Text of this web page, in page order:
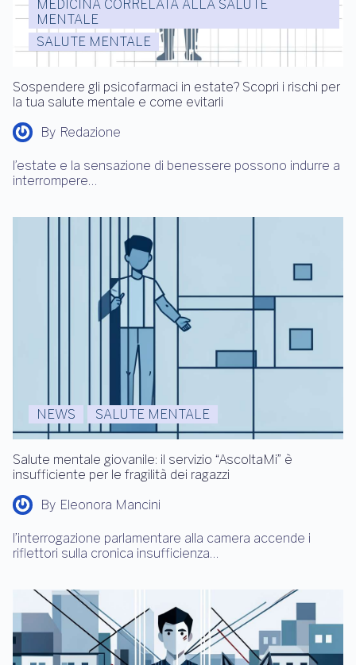
MEDICINA CORRELATA ALLA SALUTE
MENTALE
SALUTE MENTALE
Sospendere gli psicofarmaci in estate? Scopri i rischi per
la tua salute mentale e come evitarli
By Redazione
l’estate e la sensazione di benessere possono indurre a
interrompere…
NEWS SALUTE MENTALE
Salute mentale giovanile: il servizio “AscoltaMi” è
insufficiente per le fragilità dei ragazzi
By Eleonora Mancini
l’interrogazione parlamentare alla camera accende i
riflettori sulla cronica insufficienza…